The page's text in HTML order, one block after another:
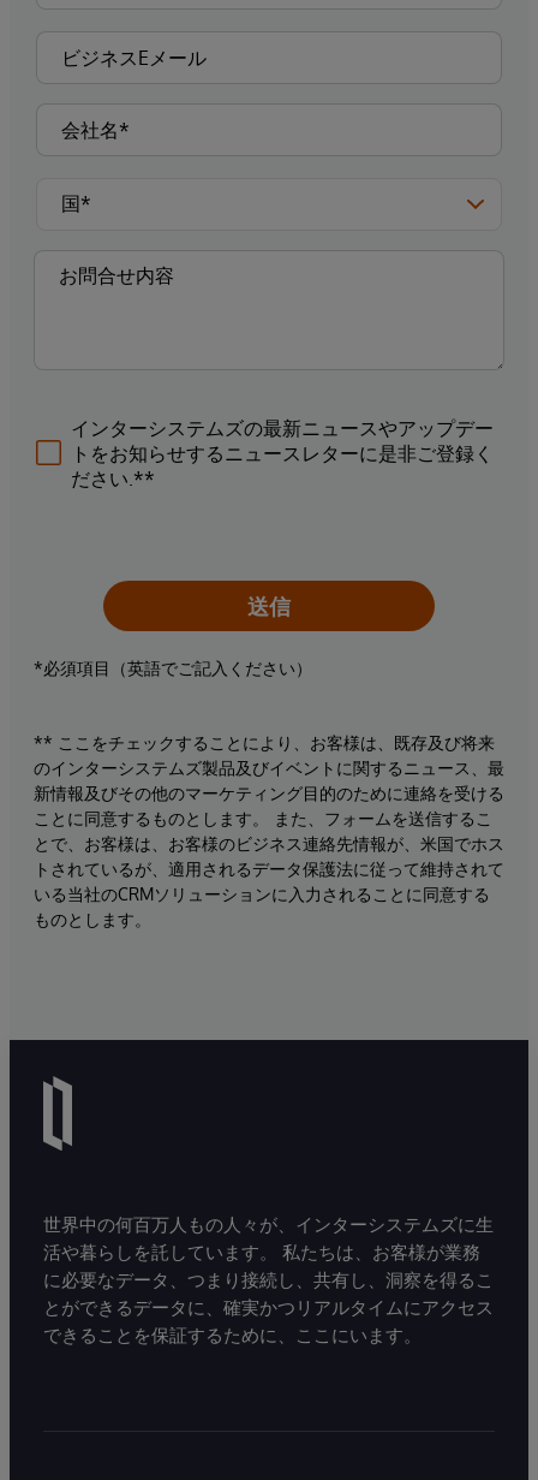
インターシステムズの最新ニュースやアップデー
トをお知らせするニュースレターに是非ご登録く
ださい.**
送信
*必須項目（英語でご記入ください）
** ここをチェックすることにより、お客様は、既存及び将来
のインターシステムズ製品及びイベントに関するニュース、最
新情報及びその他のマーケティング目的のために連絡を受ける
ことに同意するものとします。 また、フォームを送信するこ
とで、お客様は、お客様のビジネス連絡先情報が、米国でホス
トされているが、適用されるデータ保護法に従って維持されて
いる当社のCRMソリューションに入力されることに同意する
ものとします。
世界中の何百万人もの人々が、インターシステムズに生
活や暮らしを託しています。 私たちは、お客様が業務
に必要なデータ、つまり接続し、共有し、洞察を得るこ
とができるデータに、確実かつリアルタイムにアクセス
できることを保証するために、ここにいます。